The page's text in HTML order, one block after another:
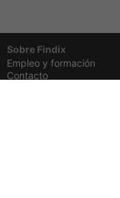
Sobre Findix
Empleo y formación
Contacto